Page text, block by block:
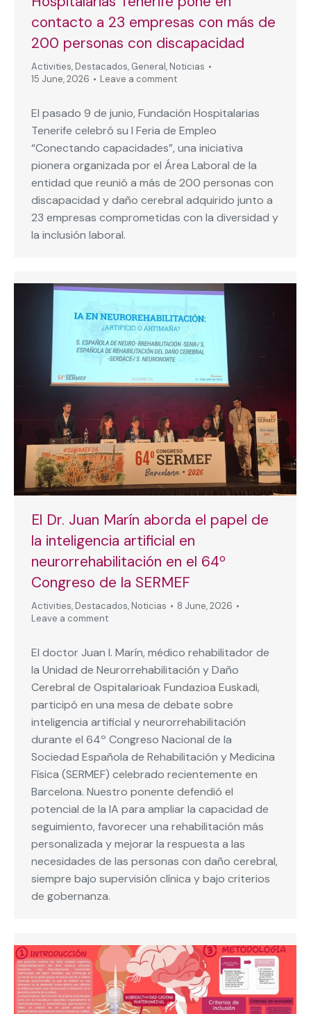
contacto a 23 empresas con más de
200 personas con discapacidad
Activities, Destacados, General, Noticias
15 June, 2026
Leave a comment
El pasado 9 de junio, Fundación Hospitalarias
Tenerife celebró su I Feria de Empleo
“Conectando capacidades”, una iniciativa
pionera organizada por el Área Laboral de la
entidad que reunió a más de 200 personas con
discapacidad y daño cerebral adquirido junto a
23 empresas comprometidas con la diversidad y
la inclusión laboral.
El Dr. Juan Marín aborda el papel de
la inteligencia artificial en
neurorrehabilitación en el 64º
Congreso de la SERMEF
Activities, Destacados, Noticias
8 June, 2026
Leave a comment
El doctor Juan I. Marín, médico rehabilitador de
la Unidad de Neurorrehabilitación y Daño
Cerebral de Ospitalarioak Fundazioa Euskadi,
participó en una mesa de debate sobre
inteligencia artificial y neurorrehabilitación
durante el 64º Congreso Nacional de la
Sociedad Española de Rehabilitación y Medicina
Física (SERMEF) celebrado recientemente en
Barcelona. Nuestro ponente defendió el
potencial de la IA para ampliar la capacidad de
seguimiento, favorecer una rehabilitación más
personalizada y mejorar la respuesta a las
necesidades de las personas con daño cerebral,
siempre bajo supervisión clínica y bajo criterios
de gobernanza.